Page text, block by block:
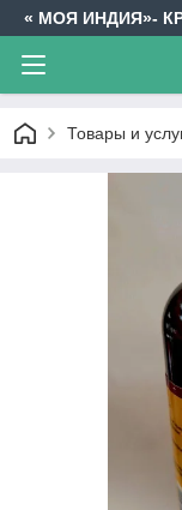
« МОЯ ИНДИЯ»-
Товары и